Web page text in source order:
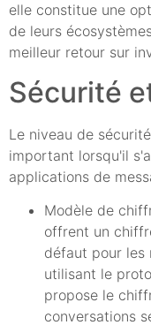
elle constitue une
de leurs
meilleur retour sur
Sécurité
Le niveau de
important lorsqu'il
applications de
Modèle de
offrent un
défaut pour les
utilisant le
propose le
conversations